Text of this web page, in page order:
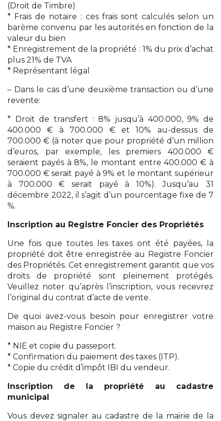
(Droit de Timbre)
* Frais de notaire : ces frais sont calculés selon un
barème convenu par les autorités en fonction de la
valeur du bien
* Enregistrement de la propriété : 1% du prix d’achat
plus 21% de TVA
* Représentant légal
– Dans le cas d’une deuxième transaction ou d’une
revente:
* Droit de transfert : 8% jusqu’à 400.000, 9% de
400.000 € à 700.000 € et 10% au-dessus de
700.000 € (à noter que pour propriété d’un million
d’euros, par exemple, les premiers 400.000 €
seraient payés à 8%, le montant entre 400.000 € à
700.000 € serait payé à 9% et le montant supérieur
à 700.000 € serait payé à 10%). Jusqu’au 31
décembre 2022, il s’agit d’un pourcentage fixe de 7
%.
Inscription au Registre Foncier des Propriétés
Une fois que toutes les taxes ont été payées, la
propriété doit être enregistrée au Registre Foncier
des Propriétés. Cet enregistrement garantit que vos
droits de propriété sont pleinement protégés.
Veuillez noter qu’après l’inscription, vous recevrez
l’original du contrat d’acte de vente.
De quoi avez-vous besoin pour enregistrer votre
maison au Registre Foncier ?
* NIE et copie du passeport.
* Confirmation du paiement des taxes (ITP).
* Copie du crédit d’impôt IBI du vendeur.
Inscription de la propriété au cadastre
municipal
Vous devez signaler au cadastre de la mairie de la